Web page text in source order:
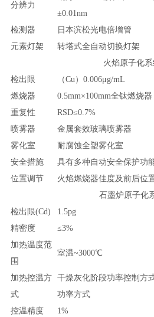
分辨力
±0.01nm
检测器
日本滨松光电倍增管
元素灯架
转塔式全自动切换灯架
火焰原子化
检出限
（Cu）0.006μg/mL
燃烧器
0.5mm×100mm全钛燃烧器
重复性
RSD≤0.7%
喷雾器
金属套效玻璃喷雾器
雾化室
耐腐蚀全塑雾化室
安全措施
具有多种自动安全保护功
位置调节
火焰燃烧器佳度及前后位
石墨炉原子化
检出限(Cd)
1.5pg
精密度
≤3%
加热温度范
围
室温~3000℃
加热控温方
式
干燥灰化阶段功率控制方
功率方式
控温精度
1%